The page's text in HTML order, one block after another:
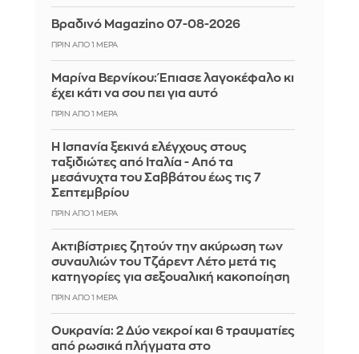
Βραδινό Magazino 07-08-2026
ΠΡΙΝ ΑΠΌ 1 ΜΈΡΑ
Μαρίνα Βερνίκου: Έπιασε λαγοκέφαλο κι
έχει κάτι να σου πει για αυτό
ΠΡΙΝ ΑΠΌ 1 ΜΈΡΑ
Η Ισπανία ξεκινά ελέγχους στους
ταξιδιώτες από Ιταλία - Από τα
μεσάνυχτα του Σαββάτου έως τις 7
Σεπτεμβρίου
ΠΡΙΝ ΑΠΌ 1 ΜΈΡΑ
Ακτιβίστριες ζητούν την ακύρωση των
συναυλιών του Τζάρεντ Λέτο μετά τις
κατηγορίες για σεξουαλική κακοποίηση
ΠΡΙΝ ΑΠΌ 1 ΜΈΡΑ
Ουκρανία: 2 Δύο νεκροί και 6 τραυματίες
από ρωσικά πλήγματα στο